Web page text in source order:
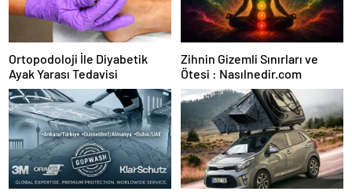
Ortopodoloji İle Diyabetik
Ayak Yarası Tedavisi
Zihnin Gizemli Sınırları ve
Ötesi : Nasılnedir.com